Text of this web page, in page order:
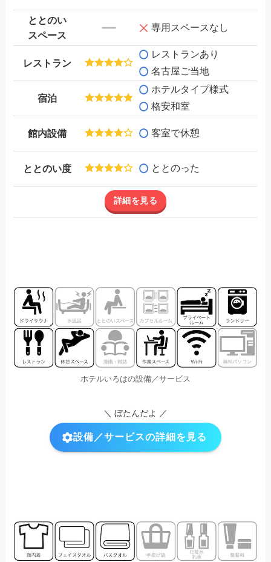
ととのい
スペース
専用スペースなし
レストラン
レストランあり
名古屋ご当地
宿泊
ホテルタイプ様式
格安和室
館内設備 客室で休憩
ととのい度 ととのった
詳細を見る
ホテルいろはの設備／サービス
＼ ぼたんだよ ／
設備／サービスの詳細を見る